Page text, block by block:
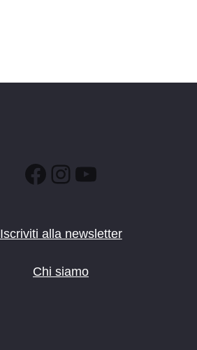
Facebook
Instagram
YouTube
Iscriviti alla newsletter
Chi siamo